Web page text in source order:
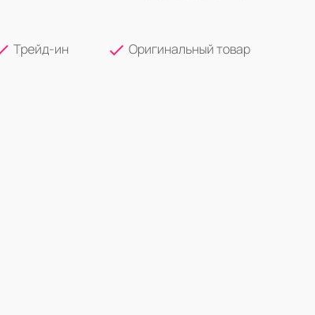
Трейд-ин
Оригинальный товар